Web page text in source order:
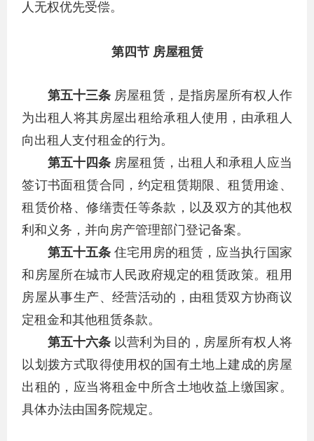
人无权优先受偿。
第四节 房屋租赁
第五十三条 房屋租赁，是指房屋所有权人作
为出租人将其房屋出租给承租人使用，由承租人
向出租人支付租金的行为。
第五十四条 房屋租赁，出租人和承租人应当
签订书面租赁合同，约定租赁期限、租赁用途、
租赁价格、修缮责任等条款，以及双方的其他权
利和义务，并向房产管理部门登记备案。
第五十五条 住宅用房的租赁，应当执行国家
和房屋所在城市人民政府规定的租赁政策。租用
房屋从事生产、经营活动的，由租赁双方协商议
定租金和其他租赁条款。
第五十六条 以营利为目的，房屋所有权人将
以划拨方式取得使用权的国有土地上建成的房屋
出租的，应当将租金中所含土地收益上缴国家。
具体办法由国务院规定。